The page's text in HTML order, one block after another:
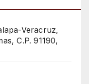
Veracruz,
C.P. 91190,